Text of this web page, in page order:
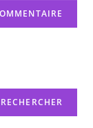
RECHERCHER